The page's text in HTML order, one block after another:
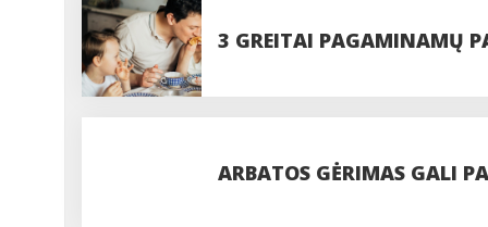
3 GREITAI PAGAMINAMŲ
ARBATOS GĖRIMAS GALI